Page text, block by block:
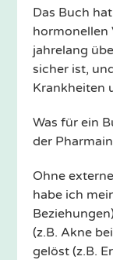
Das Buch
hormonellen
jahrelang
sicher ist,
Krankheiten
Was für ein
der
Ohne
habe ich
(z.B. Akne
gelöst (z.B.